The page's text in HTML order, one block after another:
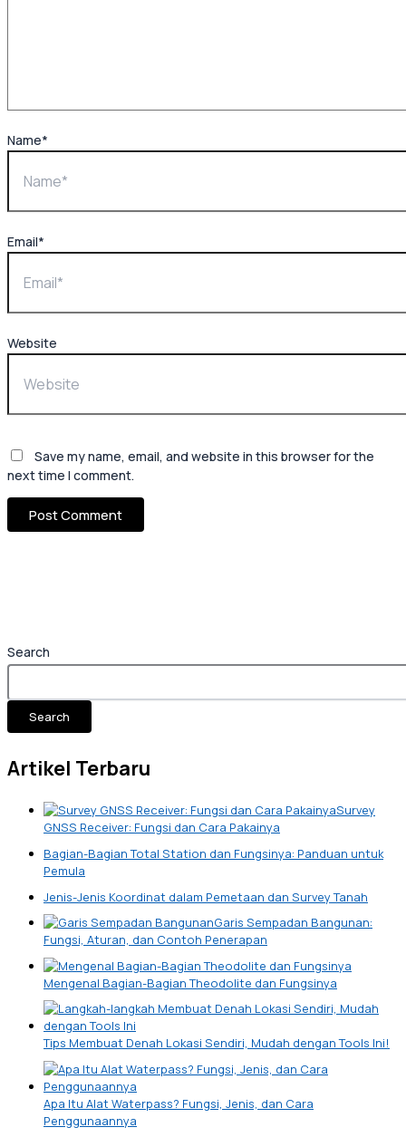
Search
Search
Artikel Terbaru
Survey
GNSS Receiver: Fungsi dan Cara Pakainya
Bagian-Bagian Total Station dan Fungsinya: Panduan untuk
Pemula
Jenis-Jenis Koordinat dalam Pemetaan dan Survey Tanah
Garis Sempadan Bangunan:
Fungsi, Aturan, dan Contoh Penerapan
Mengenal Bagian-Bagian Theodolite dan Fungsinya
Tips Membuat Denah Lokasi Sendiri, Mudah dengan Tools Ini!
Apa Itu Alat Waterpass? Fungsi, Jenis, dan Cara
Penggunaannya
Name*
Email*
Website
Save my name, email, and website in this browser for the
next time I comment.